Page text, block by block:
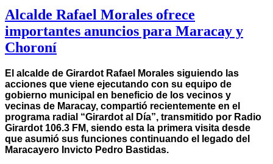
Alcalde Rafael Morales ofrece
importantes anuncios para Maracay y
Choroní
El alcalde de Girardot Rafael Morales siguiendo las
acciones que viene ejecutando con su equipo de
gobierno municipal en beneficio de los vecinos y
vecinas de Maracay, compartió recientemente en el
programa radial “Girardot al Día”, transmitido por Radio
Girardot 106.3 FM, siendo esta la primera visita desde
que asumió sus funciones continuando el legado del
Maracayero Invicto Pedro Bastidas.